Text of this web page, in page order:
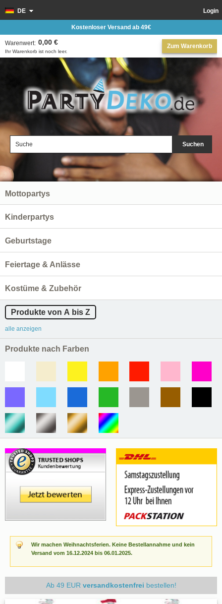
Suchen
Login
DE
Zum Warenkorb
Ihr Warenkorb ist noch leer.
Warenwert: 0,00 €
Kostenloser Versand ab 49€
Wir machen Weihnachtsferien. Keine Bestellannahme und kein
Versand vom 16.12.2024 bis 06.01.2025.
Ab 49 EUR versandkostenfrei bestellen!
Mottopartys
Kinderpartys
Geburtstage
Feiertage & Anlässe
Kostüme & Zubehör
Produkte von A bis Z
alle anzeigen
Produkte nach Farben